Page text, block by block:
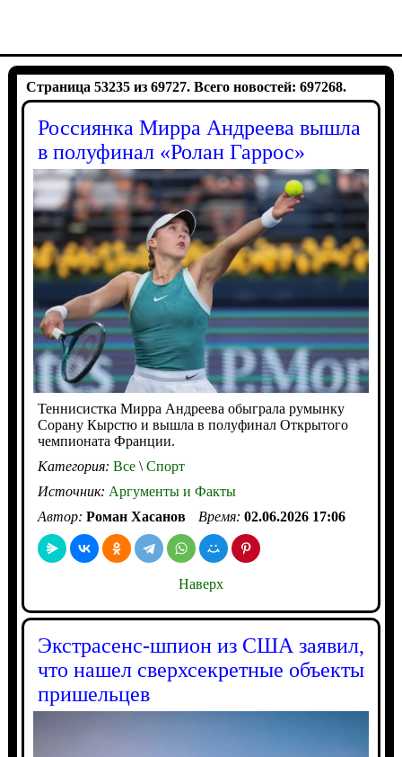
Страница 53235 из 69727. Всего новостей: 697268.
Россиянка Мирра Андреева вышла
в полуфинал «Ролан Гаррос»
Теннисистка Мирра Андреева обыграла румынку
Сорану Кырстю и вышла в полуфинал Открытого
чемпионата Франции.
Категория: Все\Спорт
Источник: Аргументы и Факты
Автор: Роман Хасанов Время: 02.06.2026 17:06
Наверх
Экстрасенс-шпион из США заявил,
что нашел сверхсекретные объекты
пришельцев